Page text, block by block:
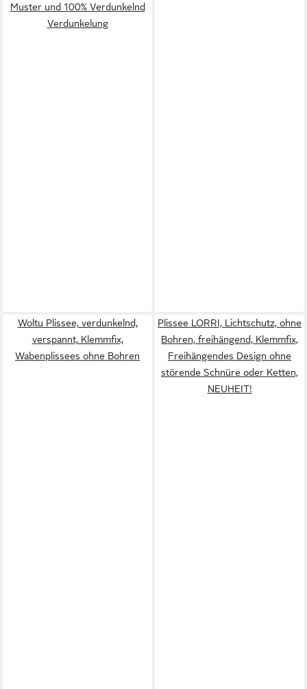
Muster und 100% Verdunkelnd
Verdunkelung
Woltu Plissee, verdunkelnd,
verspannt, Klemmfix,
Wabenplissees ohne Bohren
Plissee LORRI, Lichtschutz, ohne
Bohren, freihängend, Klemmfix,
Freihängendes Design ohne
störende Schnüre oder Ketten,
NEUHEIT!